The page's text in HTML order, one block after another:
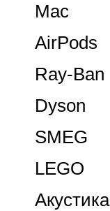
Акустика
Dyson
AirPods
Ray-Ban
LEGO
SMEG
Mac